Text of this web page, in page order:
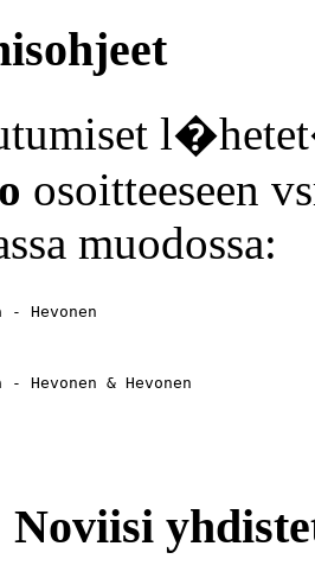
osoitteeseen
muodossa:
- Hevonen & Hevonen
Noviisi